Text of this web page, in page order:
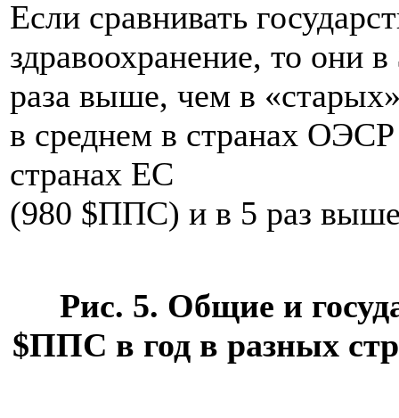
Если сравнивать
здравоохранение, то
раза выше, чем в
в среднем в странах
странах ЕС
(980 $ППС) и в 5 раз
Рис. 5. Общие и
$ППС в год в разных